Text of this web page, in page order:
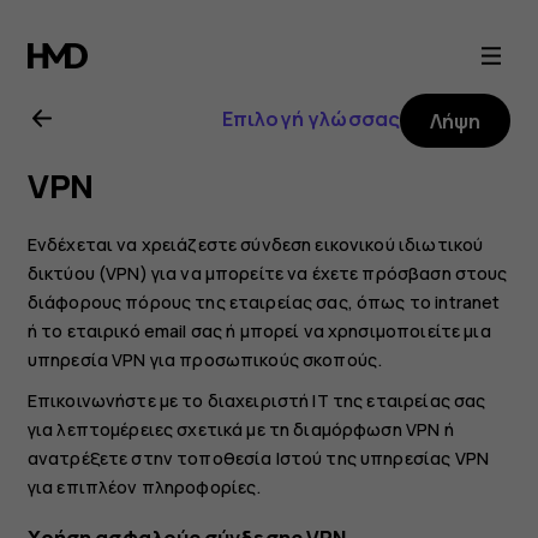
Οδηγίες
χρήσης
Nokia
5.3
Επιλογή γλώσσας Λήψη
VPN
Ενδέχεται να χρειάζεστε σύνδεση εικονικού ιδιωτικού
δικτύου (VPN) για να μπορείτε να έχετε πρόσβαση στους
διάφορους πόρους της εταιρείας σας, όπως το intranet
ή το εταιρικό email σας ή μπορεί να χρησιμοποιείτε μια
υπηρεσία VPN για προσωπικούς σκοπούς.
Επικοινωνήστε με το διαχειριστή IT της εταιρείας σας
για λεπτομέρειες σχετικά με τη διαμόρφωση VPN ή
ανατρέξετε στην τοποθεσία Ιστού της υπηρεσίας VPN
για επιπλέον πληροφορίες.